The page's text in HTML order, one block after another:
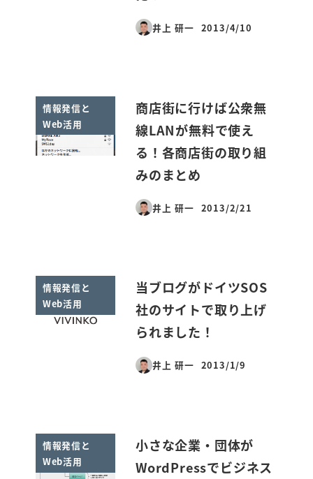
井上 研一
投稿日
2013/4/10
情報発信と
Web活用
商店街に行けば公衆無
線LANが無料で使え
る！各商店街の取り組
みのまとめ
井上 研一
投稿日
2013/2/21
情報発信と
Web活用
当ブログがドイツSOS
社のサイトで取り上げ
られました！
井上 研一
投稿日
2013/1/9
情報発信と
Web活用
小さな企業・団体が
WordPressでビジネス